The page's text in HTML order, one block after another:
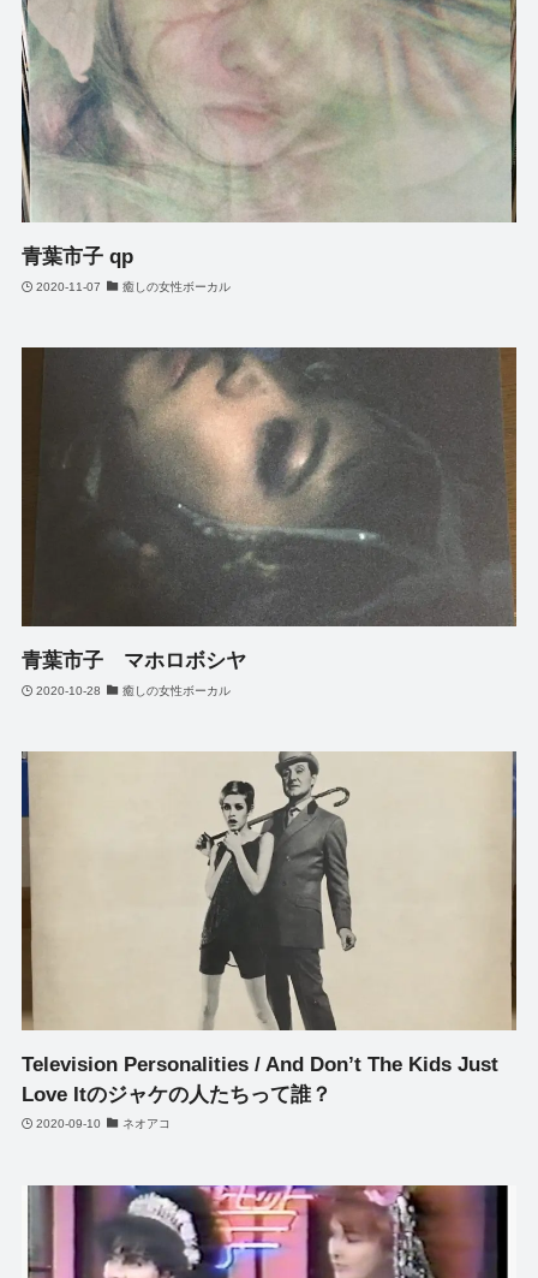
青葉市子 qp
2020-11-07 癒しの女性ボーカル
青葉市子 マホロボシヤ
2020-10-28 癒しの女性ボーカル
Television Personalities ‎/ And Don’t The Kids Just
Love Itのジャケの人たちって誰？
2020-09-10 ネオアコ